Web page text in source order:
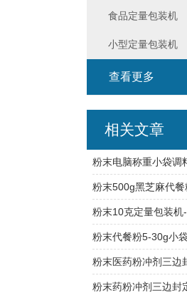
食品定量包装机
小型定量包装机
查看更多
相关文章
粉末电脑称重小袋调
粉末500g黑芝麻代
粉末10克定量包装机
粉末代餐粉5-30g小
粉末医药粉冲剂三边
粉末药粉冲剂三边封